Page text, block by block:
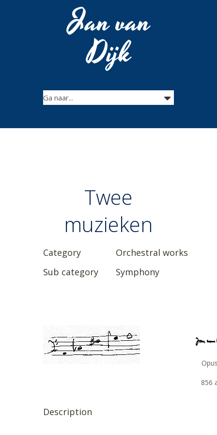
Jan van
Dijk
Twee
muzieken
Category
Orchestral works
Sub category
Symphony
856
Description